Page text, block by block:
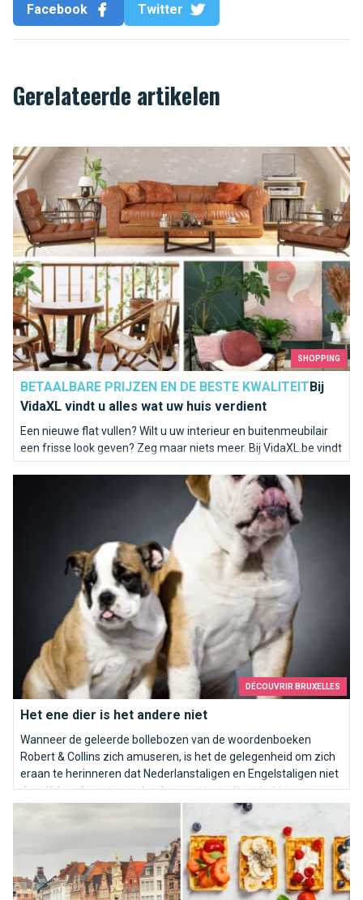
Facebook Twitter
Gerelateerde artikelen
SHOPPING
BETAALBARE PRIJZEN EN DE BESTE KWALITEITBij
VidaXL vindt u alles wat uw huis verdient
Een nieuwe flat vullen? Wilt u uw interieur en buitenmeubilair
een frisse look geven? Zeg maar niets meer. Bij VidaXL.be vindt
u zeker wat u zoekt!
Bij VidaXL vindt u alles wat uw huis verdient
DÉCOUVRIR BRUXELLES
Het ene dier is het andere niet
Wanneer de geleerde bollebozen van de woordenboeken
Robert & Collins zich amuseren, is het de gelegenheid om zich
eraan te herinneren dat Nederlanstaligen en Engelstaligen niet
dezelfde referenties gebruiken wat betreft uitdrukkingen...
Belgische streekproducten buiten Brussel